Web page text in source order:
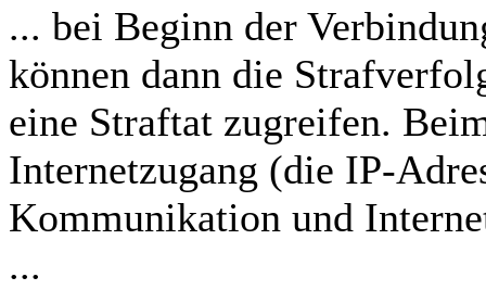
... bei Beginn der
können dann die
eine Straftat zugreifen.
Internetzugang (die IP-
Kommunikation und
...